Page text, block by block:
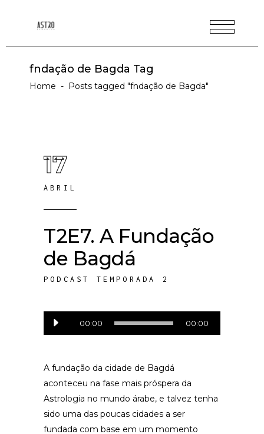
fndação de Bagda Tag
Home - Posts tagged "fndação de Bagda"
17
ABRIL
T2E7. A Fundação
de Bagdá
PODCAST TEMPORADA 2
Tocador
de
00:00 00:00
A fundação da cidade de Bagdá
aconteceu na fase mais próspera da
Astrologia no mundo árabe, e talvez tenha
sido uma das poucas cidades a ser
fundada com base em um momento